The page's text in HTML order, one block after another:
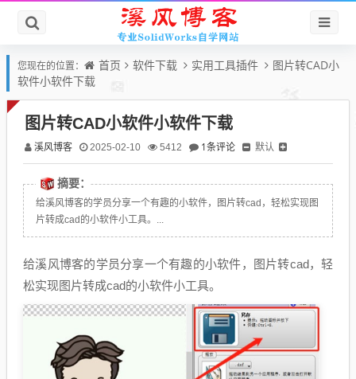
您现在的位置： 首页 软件下载 实用工具插件
图片转CAD小
软件小软件下载
图片转CAD小软件小软件下载
溪风博客 2025-02-10 5412 1条评论 默认
摘要：
给溪风博客的学员分享一个有趣的小软件，图片转cad，轻松实现图
片转成cad的小软件小工具。...
给溪风博客的学员分享一个有趣的小软件，图片转cad，轻
松实现图片转成cad的小软件小工具。